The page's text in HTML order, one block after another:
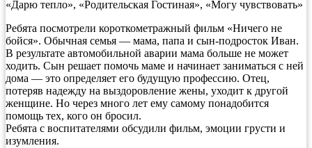
«Дарю тепло», «Родительская Гостиная», «Могу чувствовать»
Ребята посмотрели короткометражный фильм «Ничего не
бойся». Обычная семья — мама, папа и сын-подросток Иван.
В результате автомобильной аварии мама больше не может
ходить. Сын решает помочь маме и начинает заниматься с ней
дома — это определяет его будущую профессию. Отец,
потеряв надежду на выздоровление жены, уходит к другой
женщине. Но через много лет ему самому понадобится
помощь тех, кого он бросил.
Ребята с воспитателями обсудили фильм, эмоции грусти и
изумления.